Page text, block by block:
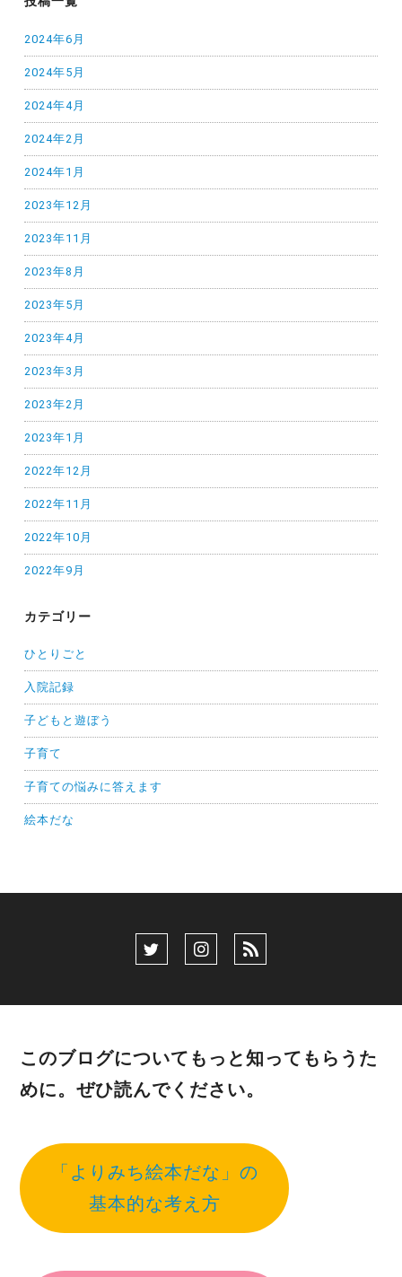
2024年6月
2024年5月
2024年4月
2024年2月
2024年1月
2023年12月
2023年11月
2023年8月
2023年5月
2023年4月
2023年3月
2023年2月
2023年1月
2022年12月
2022年11月
2022年10月
2022年9月
カテゴリー
ひとりごと
入院記録
子どもと遊ぼう
子育て
子育ての悩みに答えます
絵本だな
このブログについてもっと知ってもらうた
めに。ぜひ読んでください。
「よりみち絵本だな」の
基本的な考え方